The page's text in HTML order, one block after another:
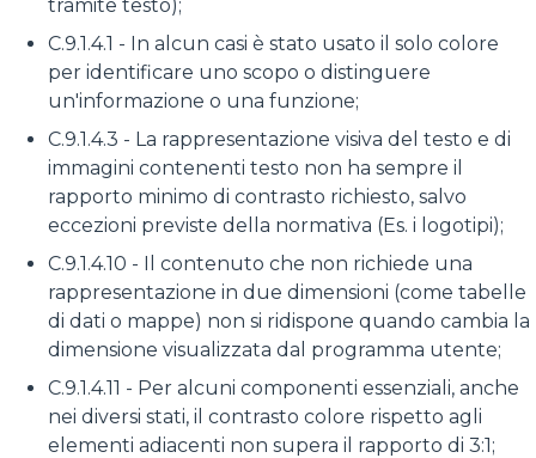
tramite testo);
C.9.1.4.1 - In alcun casi è stato usato il solo colore
per identificare uno scopo o distinguere
un'informazione o una funzione;
C.9.1.4.3 - La rappresentazione visiva del testo e di
immagini contenenti testo non ha sempre il
rapporto minimo di contrasto richiesto, salvo
eccezioni previste della normativa (Es. i logotipi);
C.9.1.4.10 - Il contenuto che non richiede una
rappresentazione in due dimensioni (come tabelle
di dati o mappe) non si ridispone quando cambia la
dimensione visualizzata dal programma utente;
C.9.1.4.11 - Per alcuni componenti essenziali, anche
nei diversi stati, il contrasto colore rispetto agli
elementi adiacenti non supera il rapporto di 3:1;